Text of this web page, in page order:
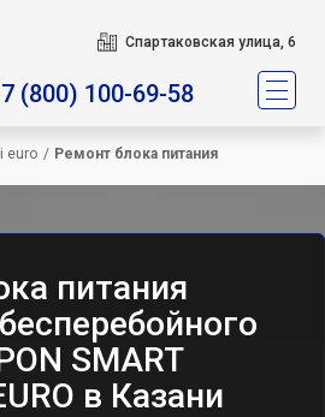
Спартаковская улица, 6
(800) 100-69-58
euro / Ремонт блока питания
питания
SMART
в Казани